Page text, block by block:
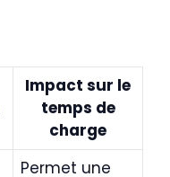
Impact sur le
temps de
charge
Permet une